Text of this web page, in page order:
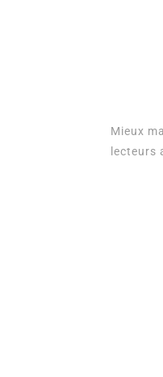
Mieux
lecteurs